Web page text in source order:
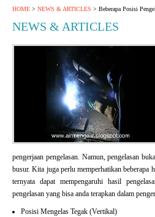
HOME > NEWS & ARTICLES > Beberapa Posisi
NEWS & ARTICLES
pengerjaan pengelasan. Namun, pengelasan
busur. Kita juga perlu memperhatikan beberapa
ternyata dapat mempengaruhi hasil
pengelasan yang bisa anda terapkan dalam
Posisi Mengelas Tegak (Vertikal)